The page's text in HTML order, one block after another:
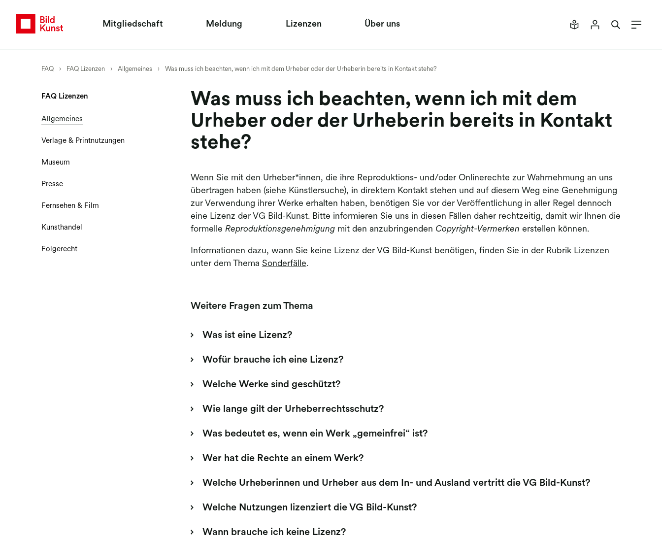
Mitgliedschaft Meldung Lizenzen Über uns
FAQ › FAQ Lizenzen › Allgemeines › Was muss ich beachten, wenn ich mit dem Urheber oder der Urheberin bereits in Kontakt stehe?
FAQ Lizenzen
Allgemeines
Verlage & Printnutzungen
Museum
Presse
Fernsehen & Film
Kunsthandel
Folgerecht
Was muss ich beachten, wenn ich mit dem
Urheber oder der Urheberin bereits in Kontakt
stehe?
Wenn Sie mit den Urheber*innen, die ihre Reproduktions- und/oder Onlinerechte zur Wahrnehmung an uns
übertragen haben (siehe Künstlersuche), in direktem Kontakt stehen und auf diesem Weg eine Genehmigung
zur Verwendung ihrer Werke erhalten haben, benötigen Sie vor der Veröffentlichung in aller Regel dennoch
eine Lizenz der VG Bild-Kunst. Bitte informieren Sie uns in diesen Fällen daher rechtzeitig, damit wir Ihnen die
formelle Reproduktionsgenehmigungmit den anzubringenden Copyright-Vermerken erstellen können.
Informationen dazu, wann Sie keine Lizenz der VG Bild-Kunst benötigen, finden Sie in der Rubrik Lizenzen
unter dem Thema Sonderfälle.
Weitere Fragen zum Thema
Was ist eine Lizenz?
Wofür brauche ich eine Lizenz?
Welche Werke sind geschützt?
Wie lange gilt der Urheberrechtsschutz?
Was bedeutet es, wenn ein Werk „gemeinfrei“ ist?
Wer hat die Rechte an einem Werk?
Welche Urheberinnen und Urheber aus dem In- und Ausland vertritt die VG Bild-Kunst?
Welche Nutzungen lizenziert die VG Bild-Kunst?
Wann brauche ich keine Lizenz?